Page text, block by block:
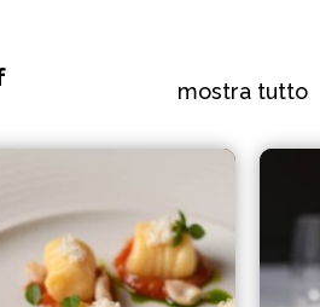
mostra tutto